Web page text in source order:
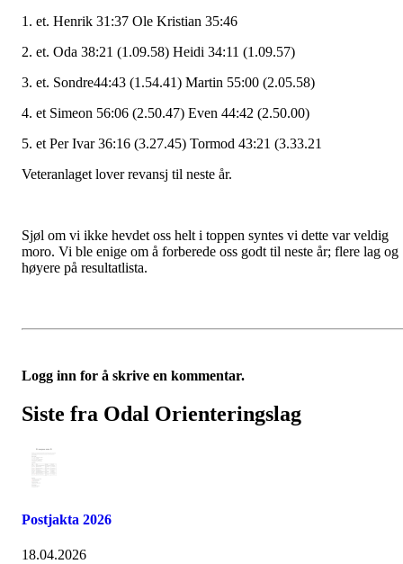
1. et. Henrik 31:37 Ole Kristian 35:46
2. et. Oda 38:21 (1.09.58) Heidi 34:11 (1.09.57)
3. et. Sondre44:43 (1.54.41) Martin 55:00 (2.05.58)
4. et Simeon 56:06 (2.50.47) Even 44:42 (2.50.00)
5. et Per Ivar 36:16 (3.27.45) Tormod 43:21 (3.33.21
Veteranlaget lover revansj til neste år.
Sjøl om vi ikke hevdet oss helt i toppen syntes vi dette var veldig
moro. Vi ble enige om å forberede oss godt til neste år; flere lag og
høyere på resultatlista.
Logg inn for å skrive en kommentar.
Siste fra Odal Orienteringslag
Postjakta 2026
18.04.2026